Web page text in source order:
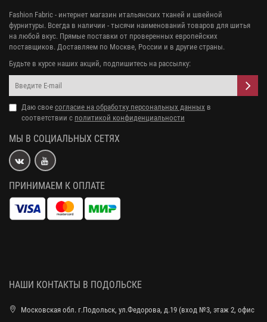
Fashion Fabric - интернет магазин итальянских тканей и швейной
фурнитуры. Всегда в наличии - тысячи наименований товаров для шитья
на любой вкус. Прямые поставки от проверенных европейских
поставщиков. Доставляем по Москве, России и в другие страны.
Будьте в курсе наших акций, подпишитесь на рассылку:
Даю свое согласие на обработку персональных данных в
соответствии с политикой конфиденциальности
МЫ В СОЦИАЛЬНЫХ СЕТЯХ
ПРИНИМАЕМ К ОПЛАТЕ
НАШИ КОНТАКТЫ В ПОДОЛЬСКЕ
Московская обл. г.Подольск, ул.Федорова, д.19 (вход №3, этаж 2, офис